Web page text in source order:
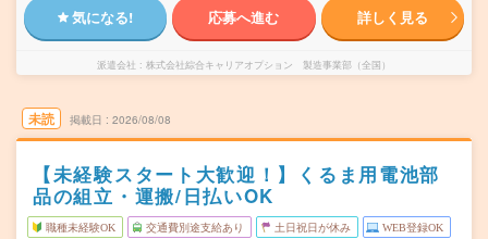
気になる! 応募へ進む 詳しく見る
派遣会社 株式会社綜合キャリアオプション 製造事業部（全国）
未読 掲載日 2026/08/08
【未経験スタート大歓迎！】くるま用電池部
品の組立・運搬/日払いOK
職種未経験OK 交通費別途支給あり 土日祝日が休み WEB登録OK